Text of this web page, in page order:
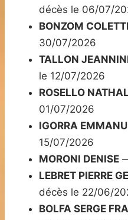
décès le 06/07/
BONZOM
30/07/2026
TALLON
le 12/07/2026
ROSELLO
01/07/2026
IGORRA
15/07/2026
MORONI DENISE
LEBRET PIERRE
décès le 22/06/
BOLFA SERGE